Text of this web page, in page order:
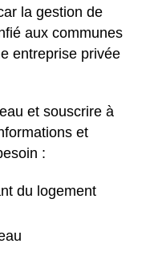
la gestion de
aux communes
entreprise privée
et souscrire à
et
:
du logement